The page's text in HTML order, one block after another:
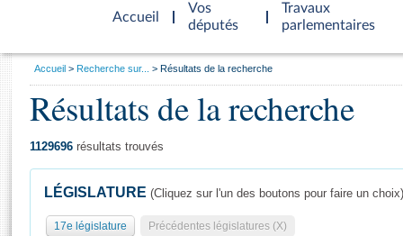
Accueil
d'accueil
Vos
députés
Travaux
parlementaires
Général
Vous
Accueil Recherche sur... Résultats de la recherche
Résultats de la recherche
1129696 résultats trouvés
LÉGISLATURE (Cliquez sur l'un des boutons pour faire un choix)
17e législature Précédentes législatures (X)